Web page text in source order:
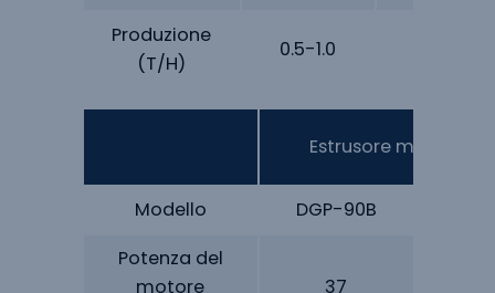
Produzione
(T/H)
0.5-1.0
Estrusore monovite
Modello DGP-90B
Potenza del
motore
37